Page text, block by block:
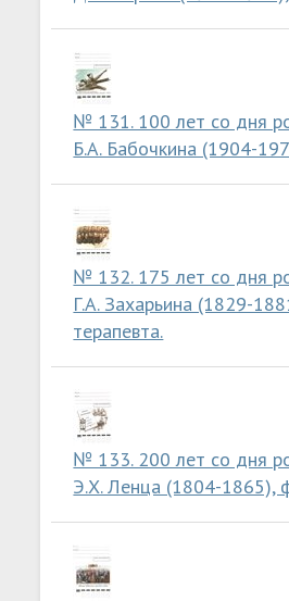
№ 131. 100 лет со дня
Б.А. Бабочкина (1904-
№ 132. 175 лет со дня
Г.А. Захарьина (1829-
терапевта.
№ 133. 200 лет со дня
Э.Х. Ленца (1804-1865),